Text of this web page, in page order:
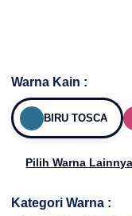
Warna Kain :
BIRU TOSCA
Pilih Warna Lainnya
Kategori Warna :